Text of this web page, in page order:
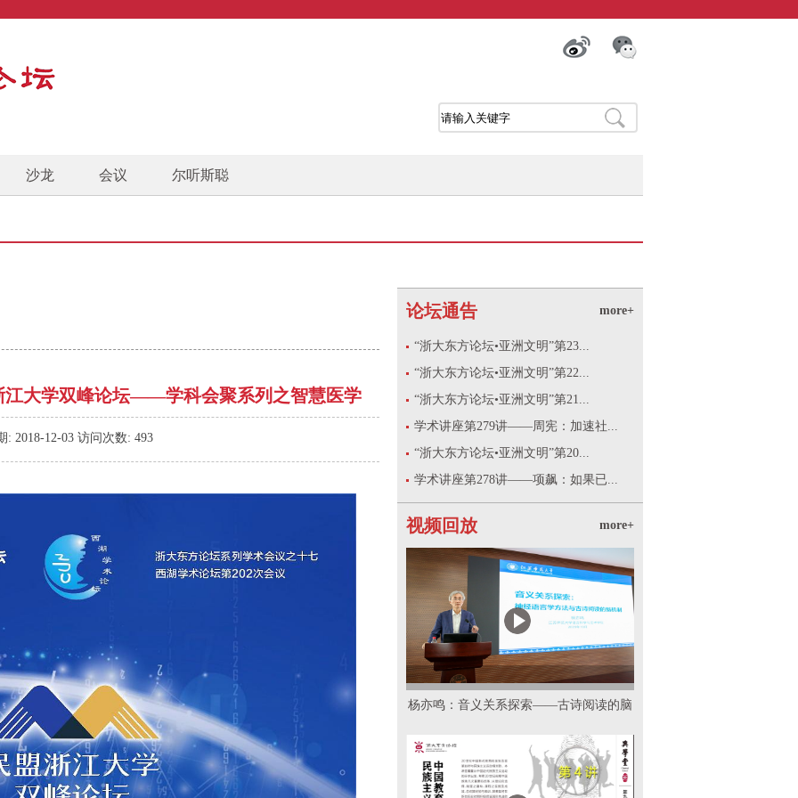
沙龙 会议 尔听斯聪
江大学双峰论坛——学科会聚系列之智慧医学
: 2018-12-03 访问次数: 493
论坛通告 more+
“浙大东方论坛•亚洲文明”第23...
“浙大东方论坛•亚洲文明”第22...
“浙大东方论坛•亚洲文明”第21...
学术讲座第279讲——周宪：加速社...
“浙大东方论坛•亚洲文明”第20...
学术讲座第278讲——项飙：如果已...
视频回放 more+
杨亦鸣：音义关系探索——古诗阅读的脑
机制